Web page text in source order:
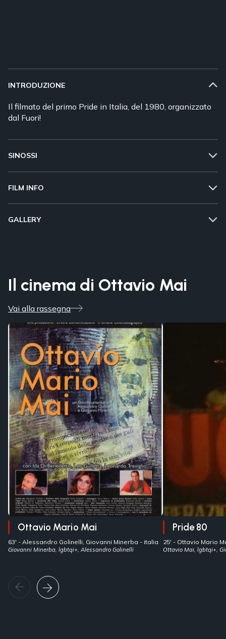
INTRODUZIONE
Il filmato del primo Pride in Italia, del 1980, organizzato
dal Fuori!
SINOSSI
FILM INFO
GALLERY
Il cinema di Ottavio Mai
Vai alla rassegna
Ottavio Mario Mai
63' - Alessandro Golinelli, Giovanni Minerba - italia
Giovanni Minerba, lgbtqi+, Alessandro Golinelli
Pride 80
25' - Ottavio Mario
Ottavio Mai, lgbtqi+,